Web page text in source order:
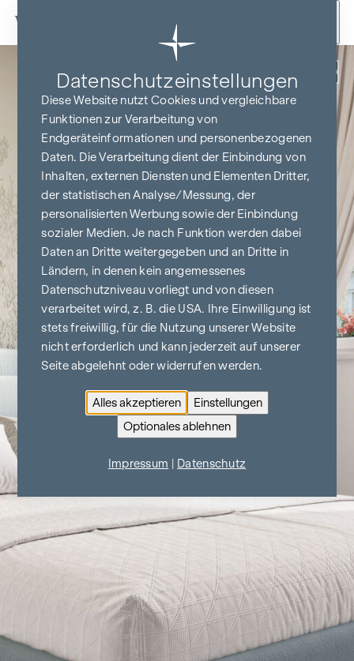
Zum Inhalt springen
Datenschutz­einstellungen
Diese Website nutzt Cookies und vergleichbare
Funktionen zur Verarbeitung von
Endgeräteinformationen und personenbezogenen
Daten. Die Verarbeitung dient der Einbindung von
Inhalten, externen Diensten und Elementen Dritter,
der statistischen Analyse/Messung, der
personalisierten Werbung sowie der Einbindung
sozialer Medien. Je nach Funktion werden dabei
Daten an Dritte weitergegeben und an Dritte in
Ländern, in denen kein angemessenes
Datenschutzniveau vorliegt und von diesen
verarbeitet wird, z. B. die USA. Ihre Einwilligung ist
stets freiwillig, für die Nutzung unserer Website
nicht erforderlich und kann jederzeit auf unserer
Seite abgelehnt oder widerrufen werden.
Alles akzeptieren
Einstellungen
Optionales ablehnen
Impressum Datenschutz